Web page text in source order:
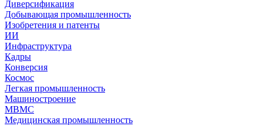
Диверсификация
Добывающая промышленность
Изобретения и патенты
ИИ
Инфраструктура
Кадры
Конверсия
Космос
Легкая промышленность
Машиностроение
МВМС
Медицинская промышленность